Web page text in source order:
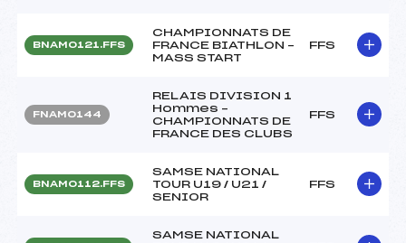
BNAM0121.FFS
CHAMPIONNATS DE
FRANCE BIATHLON –
MASS START
FFS
FNAM0144
RELAIS DIVISION 1
Hommes –
CHAMPIONNATS DE
FRANCE DES CLUBS
FFS
BNAM0112.FFS
SAMSE NATIONAL
TOUR U19 / U21 /
SENIOR
FFS
SAMSE NATIONAL